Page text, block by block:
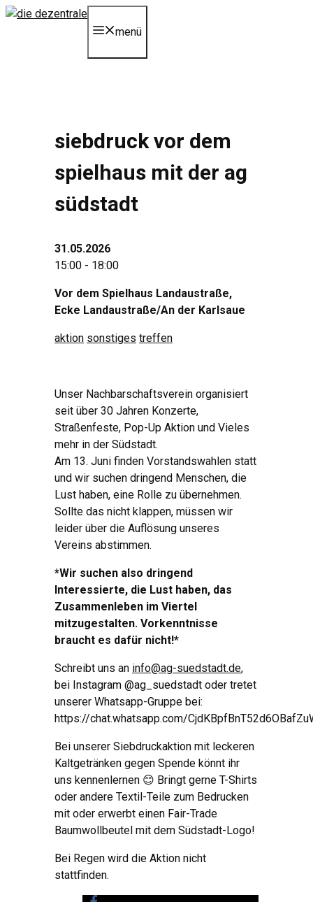
Zum
menü
siebdruck vor dem
spielhaus mit der ag
südstadt
31.05.2026
15:00 - 18:00
Vor dem Spielhaus Landaustraße,
Ecke Landaustraße/An der Karlsaue
aktion sonstiges treffen
Unser Nachbarschaftsverein organisiert
seit über 30 Jahren Konzerte,
Straßenfeste, Pop-Up Aktion und Vieles
mehr in der Südstadt.
Am 13. Juni finden Vorstandswahlen statt
und wir suchen dringend Menschen, die
Lust haben, eine Rolle zu übernehmen.
Sollte das nicht klappen, müssen wir
leider über die Auflösung unseres
Vereins abstimmen.
*Wir suchen also dringend
Interessierte, die Lust haben, das
Zusammenleben im Viertel
mitzugestalten. Vorkenntnisse
braucht es dafür nicht!*
Schreibt uns an info@ag-suedstadt.de,
bei Instagram @ag_suedstadt oder tretet
unserer Whatsapp-Gruppe bei:
https://chat.whatsapp.com/
Bei unserer Siebdruckaktion mit leckeren
Kaltgetränken gegen Spende könnt ihr
uns kennenlernen 😊 Bringt gerne T-Shirts
oder andere Textil-Teile zum Bedrucken
mit oder erwerbt einen Fair-Trade
Baumwollbeutel mit dem Südstadt-Logo!
Bei Regen wird die Aktion nicht
stattfinden.